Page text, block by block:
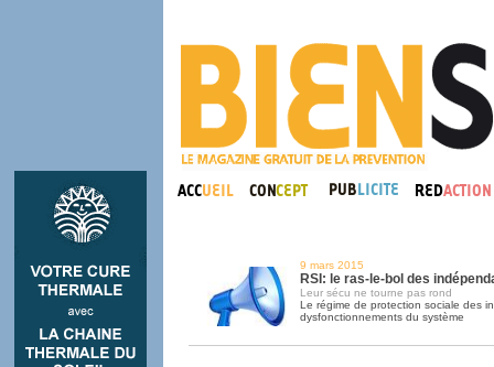
9 mars 2015
RSI: le ras-le-bol des
Leur sécu ne tourne pas rond
Le régime de protection sociale des
dysfonctionnements du système